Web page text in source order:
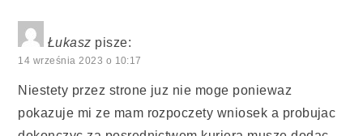
Łukasz pisze:
14 września 2023 o 10:17
Niestety przez strone juz nie moge poniewaz
pokazuje mi ze mam rozpoczety wniosek a probujac